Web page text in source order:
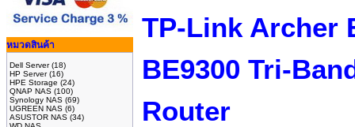
หมวดสินค้า
Dell Server(18)
HP Server(16)
HPE Storage (24)
QNAP NAS (100)
Synology NAS (69)
UGREEN NAS (6)
ASUSTOR NAS (34)
TP-Link Archer
BE9300 Tri-
Router